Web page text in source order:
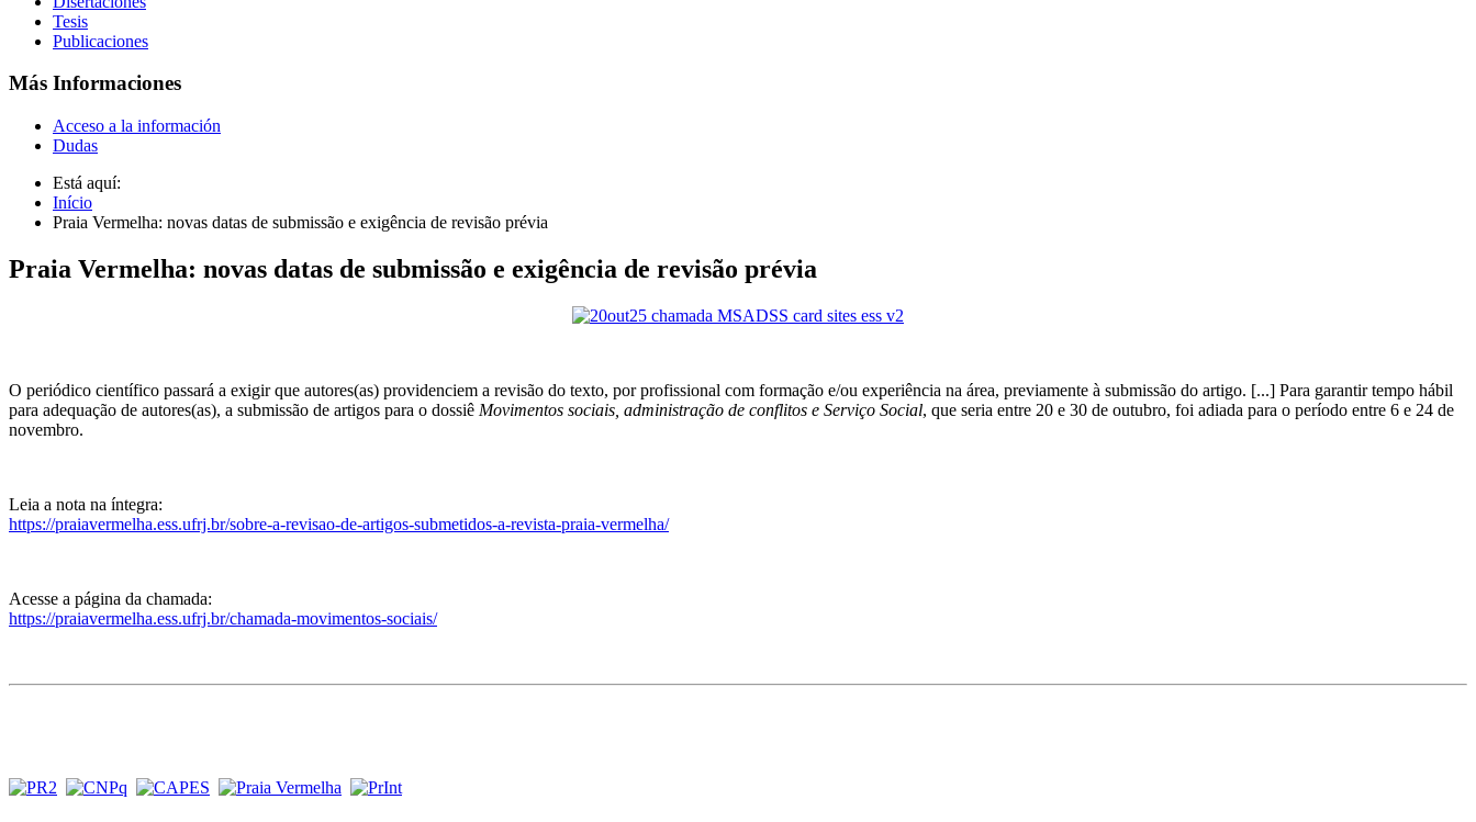
Tesis
Publicaciones
Más Informaciones
Acceso a la información
Dudas
Está aquí:
Início
Praia Vermelha: novas datas de submissão e exigência de revisão prévia
Praia Vermelha: novas datas de submissão e exigência de revisão prévia
O periódico científico passará a exigir que autores(as) providenciem a revisão do texto, por profissional com formação e/ou experiência na área, previamente à submissão do artigo. [...] Para garantir tempo hábil
para adequação de autores(as), a submissão de artigos para o dossiê Movimentos sociais, administração de conflitos e Serviço Social, que seria entre 20 e 30 de outubro, foi adiada para o período entre 6 e 24 de
novembro.
Leia a nota na íntegra:
https://praiavermelha.ess.ufrj.br/sobre-a-revisao-de-artigos-submetidos-a-revista-praia-vermelha/
Acesse a página da chamada:
https://praiavermelha.ess.ufrj.br/chamada-movimentos-sociais/